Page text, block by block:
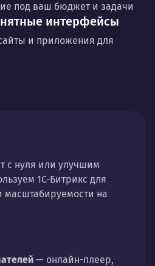
под ваш бюджет и задачи
интерфейсы
и приложения для
с нуля или улучшим
1С-Битрикс для
масштабируемости на
— онлайн-плеер,